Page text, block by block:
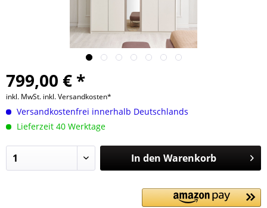
799,00 € *
inkl. MwSt. inkl. Versandkosten*
Versandkostenfrei innerhalb Deutschlands
Lieferzeit 40 Werktage
In den Warenkorb